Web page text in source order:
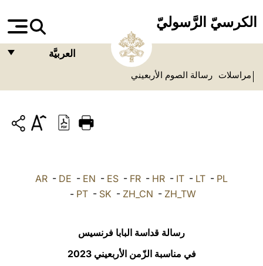
الكرسيّ الرَّسوليّ
العربيَّة
ITALIANO
DEUTSCH
中文
مراسلات رسالة الصوم الأربعيني
AR - DE - EN - ES - FR - HR - IT - LT - PL
- PT- SK - ZH_CN - ZH_TW
رسالة قداسة البابا فرنسيس
في مناسبة الزّمن الأربعيني 2023